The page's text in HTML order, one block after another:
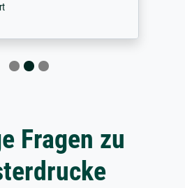
Fragen zu